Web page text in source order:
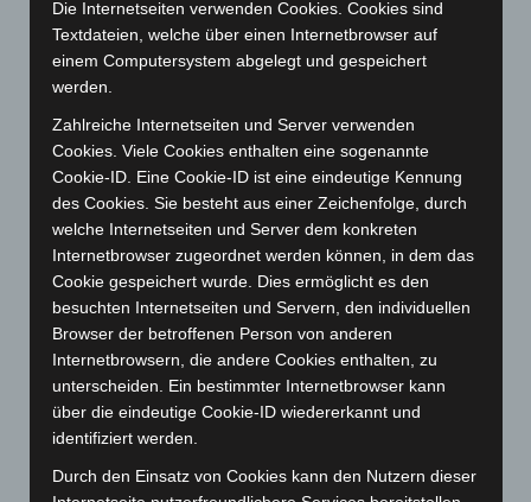
Juni 2025(103)
Mai 2025(112)
April 2025
März 2025(111)
Februar 2025(96)
Januar 2025 (88)
Dezember 2024(89)
November 2024(94)
Oktober 2024(93)
September 2024(112)
August 2024(107)
Juli 2024 (89)
Juni 2024(107)
Mai 2024(149)
Die Internetseiten verwenden Cookies. Cookies sind
Textdateien, welche über einen Internetbrowser auf
einem Computersystem abgelegt und gespeichert
werden.
Zahlreiche Internetseiten und Server verwenden
Cookies. Viele Cookies enthalten eine sogenannte
Cookie-ID. Eine Cookie-ID ist eine eindeutige Kennung
des Cookies. Sie besteht aus einer Zeichenfolge, durch
welche Internetseiten und Server dem konkreten
Internetbrowser zugeordnet werden können, in dem das
Cookie gespeichert wurde. Dies ermöglicht es den
besuchten Internetseiten und Servern, den individuellen
Browser der betroffenen Person von anderen
Internetbrowsern, die andere Cookies enthalten, zu
unterscheiden. Ein bestimmter Internetbrowser kann
über die eindeutige Cookie-ID wiedererkannt und
identifiziert werden.
Durch den Einsatz von Cookies kann den Nutzern dieser